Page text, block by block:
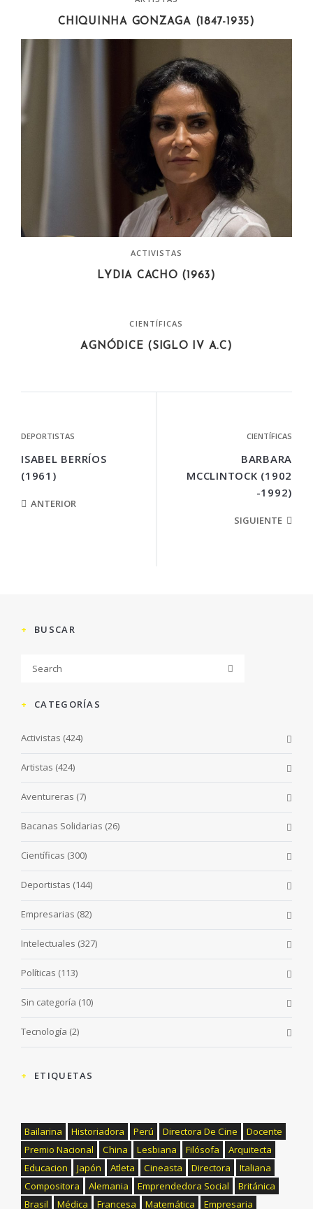
CHIQUINHA GONZAGA (1847-1935)
ACTIVISTAS
LYDIA CACHO (1963)
CIENTÍFICAS
AGNÓDICE (SIGLO IV A.C)
DEPORTISTAS
ISABEL BERRÍOS
(1961)
ANTERIOR
CIENTÍFICAS
BARBARA
MCCLINTOCK (1902
-1992)
SIGUIENTE
BUSCAR
CATEGORÍAS
Activistas (424)
Artistas (424)
Aventureras (7)
Bacanas Solidarias (26)
Científicas (300)
Deportistas (144)
Empresarias (82)
Intelectuales (327)
Políticas (113)
Sin categoría (10)
Tecnología (2)
ETIQUETAS
Bailarina Historiadora Perú Directora De Cine
Docente
Premio Nacional
China Lesbiana Filósofa
Arquitecta
Educacion
Japón Atleta Cineasta Directora
Italiana
Compositora
Alemania Emprendedora Social
Británica
Brasil
Médica Francesa Matemática Empresaria